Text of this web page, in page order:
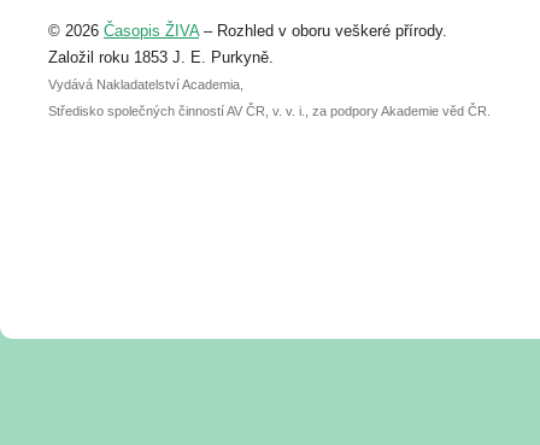
abstraktu přihlášené přednášky nebo
posteru je už 30. června.
© 2026 Časopis ŽIVA– Rozhled v oboru veškeré přírody.
Založil roku 1853 J. E. Purkyně.
Vydává Nakladatelství Academia,
Středisko společných činností AV ČR, v. v. i., za podpory Akademie věd ČR.